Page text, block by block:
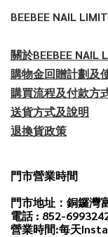
BEEBEE NAIL
關於BEEBEE NAIL
購物金回贈計劃及
購買流程及付款方
送貨方式及說明
退換貨政策
門市營業時間
門市地址：銅鑼灣
電話 : 852-
營業時間:每天